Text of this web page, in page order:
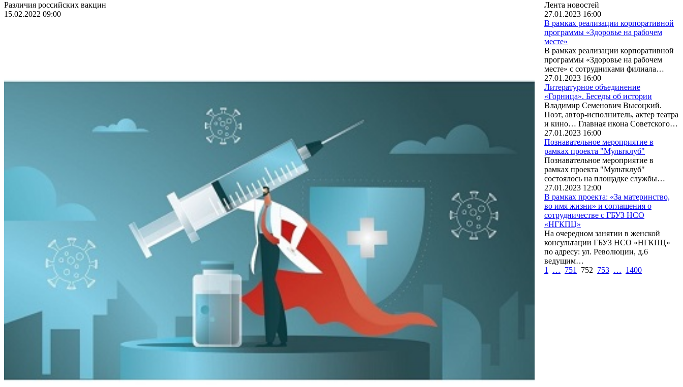
Различия российских вакцин
15.02.2022 09:00
Лента новостей
27.01.2023 16:00
В рамках реализации корпоративной
программы «Здоровье на рабочем
месте»
В рамках реализации корпоративной
программы «Здоровье на рабочем
месте» с сотрудниками филиала…
27.01.2023 16:00
Литературное объединение
«Горница». Беседы об истории
Владимир Семенович Высоцкий.
Поэт, автор-исполнитель, актер театра
и кино… Главная икона Советского…
27.01.2023 16:00
Познавательное мероприятие в
рамках проекта "Мультклуб"
Познавательное мероприятие в
рамках проекта "Мультклуб"
состоялось на площадке службы…
27.01.2023 12:00
В рамках проекта: «За материнство,
во имя жизни» и соглашения о
сотрудничестве с ГБУЗ НСО
«НГКПЦ»
На очередном занятии в женской
консультации ГБУЗ НСО «НГКПЦ»
по адресу: ул. Революции, д.6
ведущим…
1
… 751 752 753 … 1400